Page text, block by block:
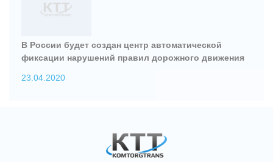
В России будет создан центр автоматической
фиксации нарушений правил дорожного движения
23.04.2020